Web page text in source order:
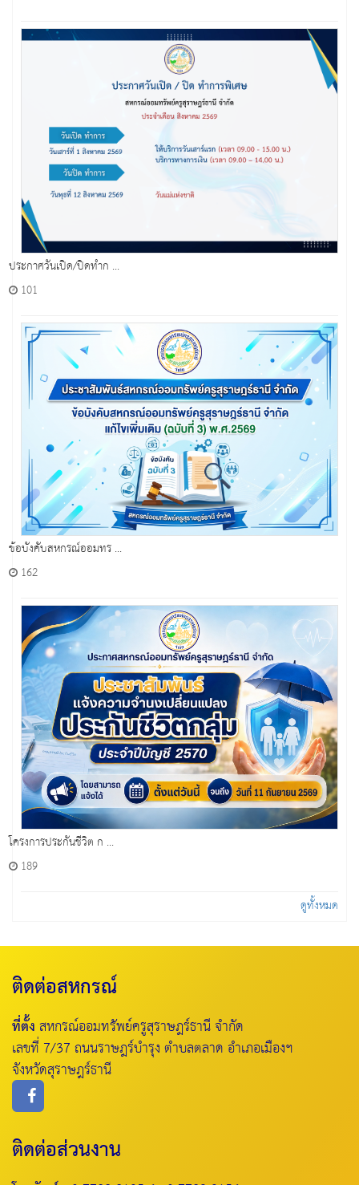
ประกาศวันเปิด/ปิดทำก ...
101
ข้อบังคับสหกรณ์ออมทร ...
162
โครงการประกันชีวิต ก ...
189
ดูทั้งหมด
ติดต่อสหกรณ์
ที่ตั้งสหกรณ์ออมทรัพย์ครูสุราษฎร์ธานี จำกัด
เลขที่ 7/37 ถนนราษฎร์บำรุง ตำบลตลาด อำเภอเมืองฯ
จังหวัดสุราษฎร์ธานี
ติดต่อส่วนงาน